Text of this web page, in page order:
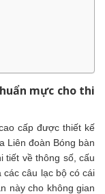
mực cho thi
cấp được thiết kế
Liên đoàn Bóng bàn
tiết về thông số, cấu
câu lạc bộ có cái
này cho không gian